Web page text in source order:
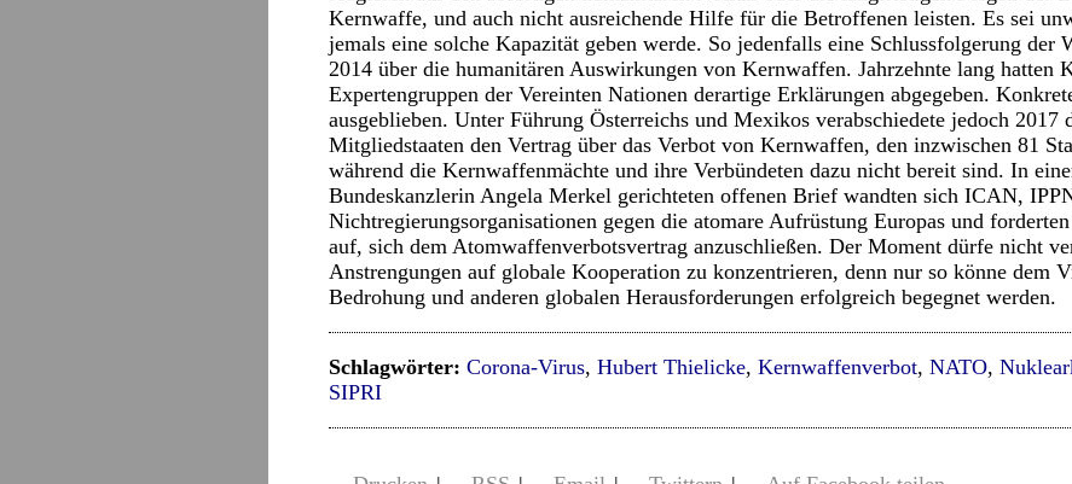
Kernwaffe, und auch nicht ausreichende Hilfe für die Betroffenen leisten. Es sei
jemals eine solche Kapazität geben werde. So jedenfalls eine Schlussfolgerung der
2014 über die humanitären Auswirkungen von Kernwaffen. Jahrzehnte lang hatten
Expertengruppen der Vereinten Nationen derartige Erklärungen abgegeben.
ausgeblieben. Unter Führung Österreichs und Mexikos verabschiedete jedoch
Mitgliedstaaten den Vertrag über das Verbot von Kernwaffen, den inzwischen 81
während die Kernwaffenmächte und ihre Verbündeten dazu nicht bereit sind. In
Bundeskanzlerin Angela Merkel gerichteten offenen Brief wandten sich ICAN,
Nichtregierungsorganisationen gegen die atomare Aufrüstung Europas und
auf, sich dem Atomwaffenverbotsvertrag anzuschließen. Der Moment dürfe nicht
Anstrengungen auf globale Kooperation zu konzentrieren, denn nur so könne dem
Bedrohung und anderen globalen Herausforderungen erfolgreich begegnet werden.
Schlagwörter: Corona-Virus, Hubert Thielicke, Kernwaffenverbot, NATO,
SIPRI